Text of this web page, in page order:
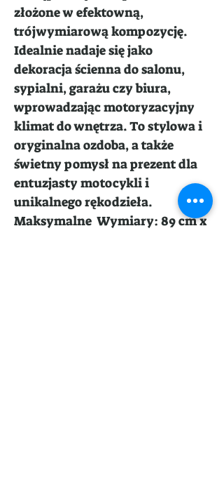
złożone w efektowną,
trójwymiarową kompozycję.
Idealnie nadaje się jako
dekoracja ścienna do salonu,
sypialni, garażu czy biura,
wprowadzając motoryzacyjny
klimat do wnętrza. To stylowa i
oryginalna ozdoba, a także
świetny pomysł na prezent dla
entuzjasty motocykli i
unikalnego rękodzieła.
Maksymalne Wymiary: 89 cm x